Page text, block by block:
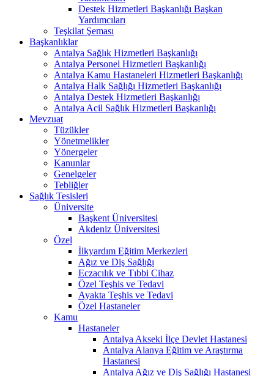
Destek Hizmetleri Başkanlığı Başkan
Yardımcıları
Teşkilat Şeması
Başkanlıklar
Antalya Sağlık Hizmetleri Başkanlığı
Antalya Personel Hizmetleri Başkanlığı
Antalya Kamu Hastaneleri Hizmetleri Başkanlığı
Antalya Halk Sağlığı Hizmetleri Başkanlığı
Antalya Destek Hizmetleri Başkanlığı
Antalya Acil Sağlık Hizmetleri Başkanlığı
Mevzuat
Tüzükler
Yönetmelikler
Yönergeler
Kanunlar
Genelgeler
Tebliğler
Sağlık Tesisleri
Üniversite
Başkent Üniversitesi
Akdeniz Üniversitesi
Özel
İlkyardım Eğitim Merkezleri
Ağız ve Diş Sağlığı
Eczacılık ve Tıbbi Cihaz
Özel Teşhis ve Tedavi
Ayakta Teşhis ve Tedavi
Özel Hastaneler
Kamu
Hastaneler
Antalya Akseki İlçe Devlet Hastanesi
Antalya Alanya Eğitim ve Araştırma
Hastanesi
Antalya Ağız ve Diş Sağlığı Hastanesi